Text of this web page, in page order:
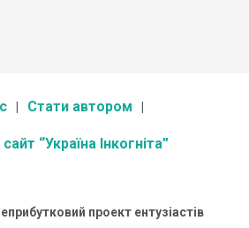
Стати автором
“Україна Інкогніта”
проект ентузіастів